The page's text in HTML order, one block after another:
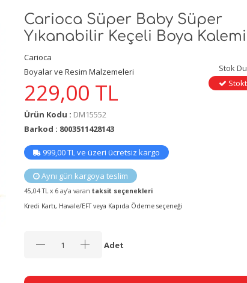
Carioca Süper Baby Süper
Yıkanabilir Keçeli Boya Kalemi
Carioca
Boyalar ve Resim Malzemeleri
Stok
229,00 TL
Ürün Kodu : DM15552
Barkod : 8003511428143
999,00 TL ve üzeri ücretsiz kargo
Aynı gün kargoya teslim
45,04 TL x 6 ay’a varan taksit seçenekleri
Kredi Kartı, Havale/EFT veya Kapıda Ödeme seçeneği
Adet